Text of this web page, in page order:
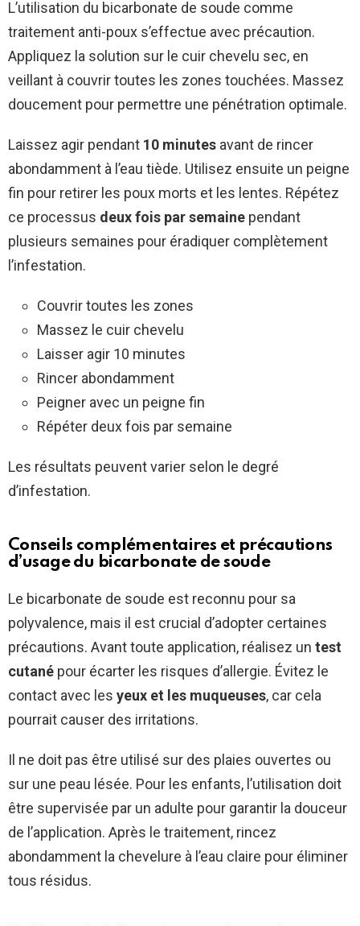
L’utilisation du bicarbonate de soude comme
traitement anti-poux s’effectue avec précaution.
Appliquez la solution sur le cuir chevelu sec, en
veillant à couvrir toutes les zones touchées. Massez
doucement pour permettre une pénétration optimale.
Laissez agir pendant 10 minutes avant de rincer
abondamment à l’eau tiède. Utilisez ensuite un peigne
fin pour retirer les poux morts et les lentes. Répétez
ce processus deux fois par semaine pendant
plusieurs semaines pour éradiquer complètement
l’infestation.
Couvrir toutes les zones
Massez le cuir chevelu
Laisser agir 10 minutes
Rincer abondamment
Peigner avec un peigne fin
Répéter deux fois par semaine
Les résultats peuvent varier selon le degré
d’infestation.
Conseils complémentaires et précautions
d’usage du bicarbonate de soude
Le bicarbonate de soude est reconnu pour sa
polyvalence, mais il est crucial d’adopter certaines
précautions. Avant toute application, réalisez un test
cutané pour écarter les risques d’allergie. Évitez le
contact avec les yeux et les muqueuses, car cela
pourrait causer des irritations.
Il ne doit pas être utilisé sur des plaies ouvertes ou
sur une peau lésée. Pour les enfants, l’utilisation doit
être supervisée par un adulte pour garantir la douceur
de l’application. Après le traitement, rincez
abondamment la chevelure à l’eau claire pour éliminer
tous résidus.